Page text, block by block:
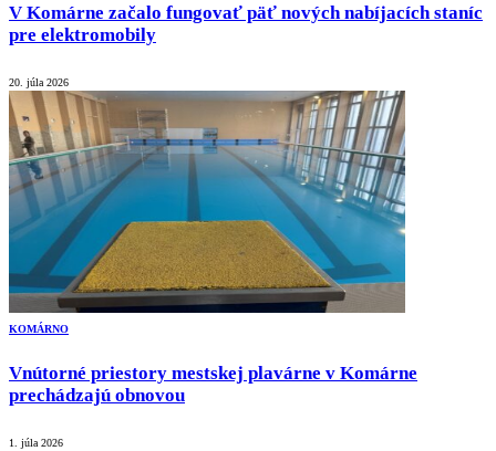
V Komárne začalo fungovať päť nových nabíjacích staníc
pre elektromobily
20. júla 2026
KOMÁRNO
Vnútorné priestory mestskej plavárne v Komárne
prechádzajú obnovou
1. júla 2026